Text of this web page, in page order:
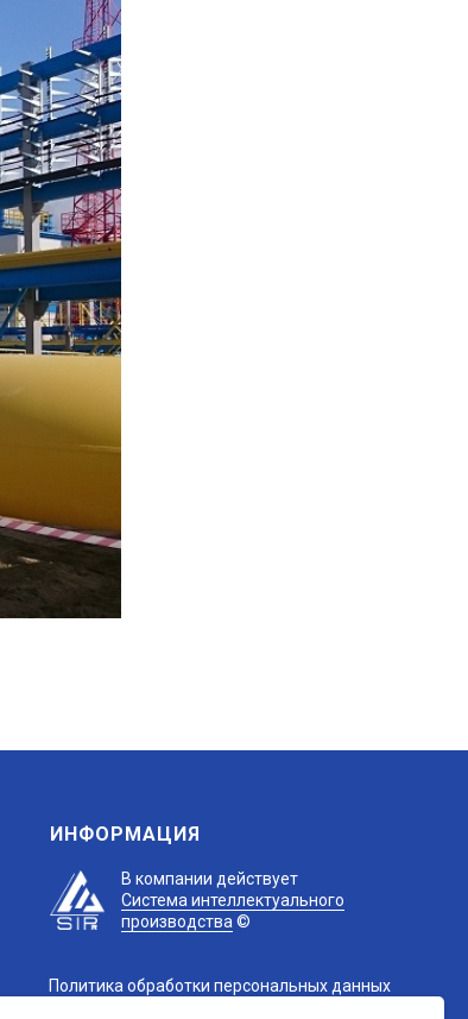
Политика обработки персональных данных
ИНФОРМАЦИЯ
В компании действует
Система интеллектуального
производства ©